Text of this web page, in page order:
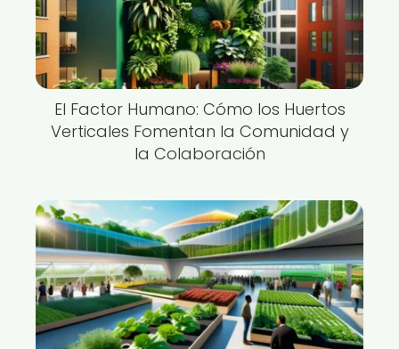
El Factor Humano: Cómo los Huertos
Verticales Fomentan la Comunidad y
la Colaboración